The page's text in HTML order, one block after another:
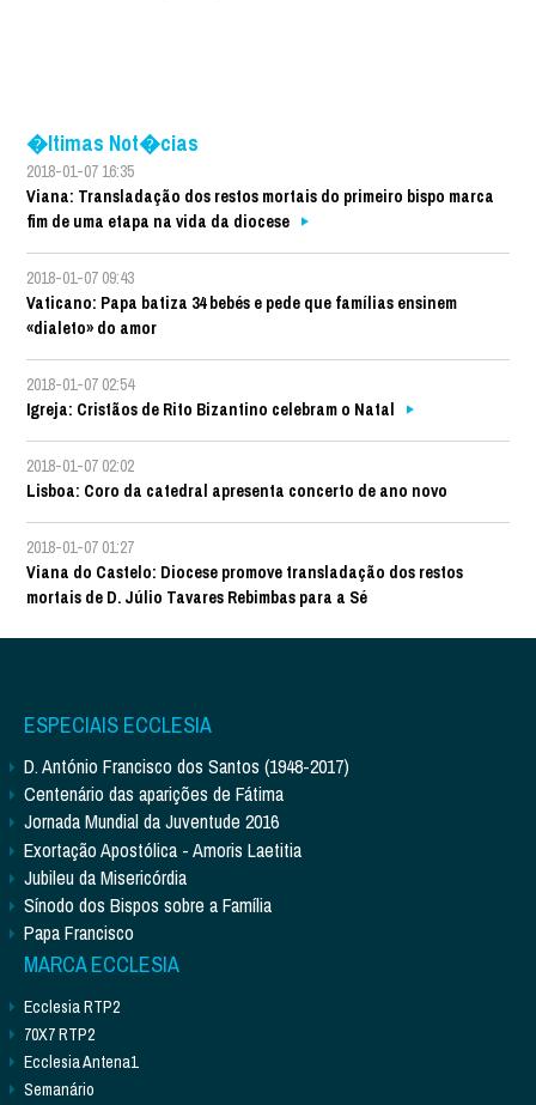
�ltimas Not�cias
2018-01-07 16:35
Viana: Transladação dos restos mortais do primeiro bispo marca
fim de uma etapa na vida da diocese
2018-01-07 09:43
Vaticano: Papa batiza 34 bebés e pede que famílias ensinem
«dialeto» do amor
2018-01-07 02:54
Igreja: Cristãos de Rito Bizantino celebram o Natal
2018-01-07 02:02
Lisboa: Coro da catedral apresenta concerto de ano novo
2018-01-07 01:27
Viana do Castelo: Diocese promove transladação dos restos
mortais de D. Júlio Tavares Rebimbas para a Sé
ESPECIAIS ECCLESIA
D. António Francisco dos Santos (1948-2017)
Centenário das aparições de Fátima
Jornada Mundial da Juventude 2016
Exortação Apostólica - Amoris Laetitia
Jubileu da Misericórdia
Sínodo dos Bispos sobre a Família
Papa Francisco
MARCA ECCLESIA
Ecclesia RTP2
70X7 RTP2
Ecclesia Antena1
Semanário